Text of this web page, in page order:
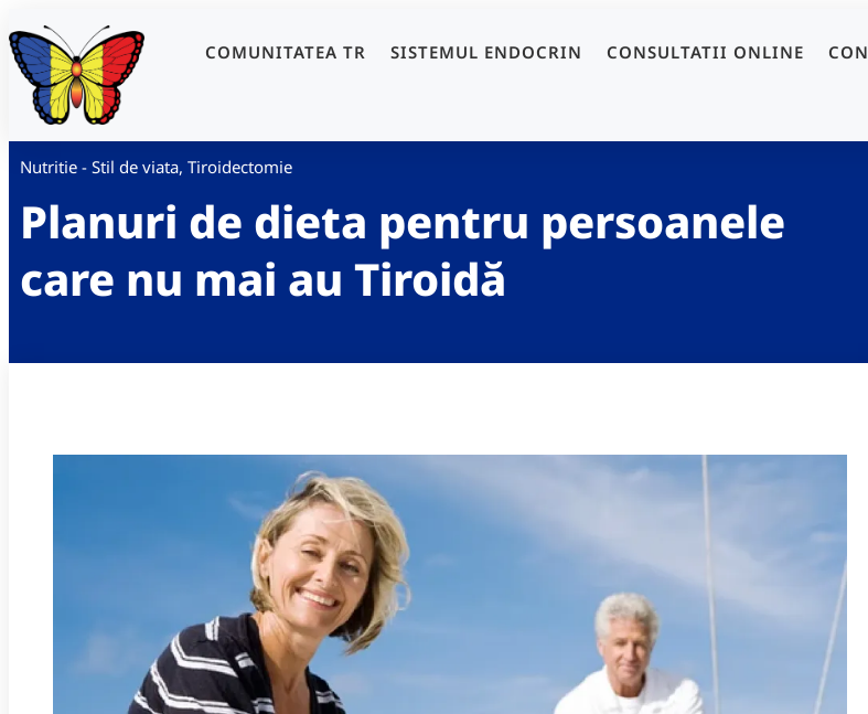
COMUNITATEA TR SISTEMUL ENDOCRIN CONSULTATII ONLINE
Nutritie - Stil de viata, Tiroidectomie
Planuri de dieta pentru persoanele
care nu mai au Tiroidă